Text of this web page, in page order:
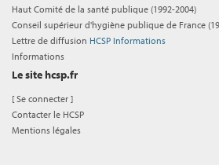
Haut Comité de la santé publique (1992-2004)
Conseil supérieur d'hygiène publique de France
Lettre de diffusion HCSP Informations
Informations
Le site hcsp.fr
[Se connecter ]
Contacter le HCSP
Mentions légales